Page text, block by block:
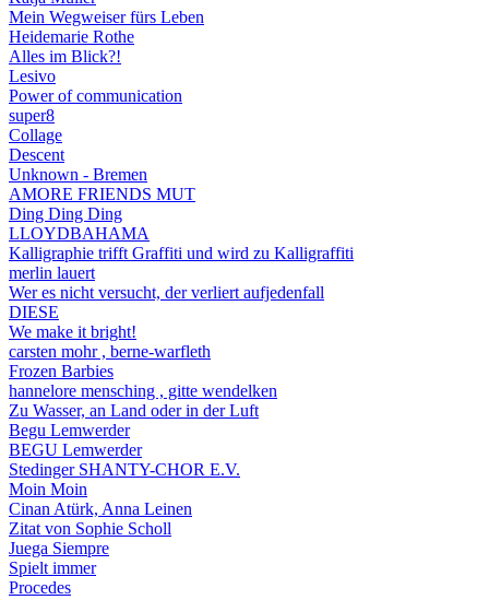
Mein Wegweiser fürs Leben
Heidemarie Rothe
Alles im Blick?!
Lesivo
Power of communication
super8
Collage
Descent
Unknown - Bremen
AMORE FRIENDS MUT
Ding Ding Ding
LLOYDBAHAMA
Kalligraphie trifft Graffiti und wird zu Kalligraffiti
merlin lauert
Wer es nicht versucht, der verliert aufjedenfall
DIESE
We make it bright!
carsten mohr , berne-warfleth
Frozen Barbies
hannelore mensching , gitte wendelken
Zu Wasser, an Land oder in der Luft
Begu Lemwerder
BEGU Lemwerder
Stedinger SHANTY-CHOR E.V.
Moin Moin
Cinan Atürk, Anna Leinen
Zitat von Sophie Scholl
Juega Siempre
Spielt immer
Procedes